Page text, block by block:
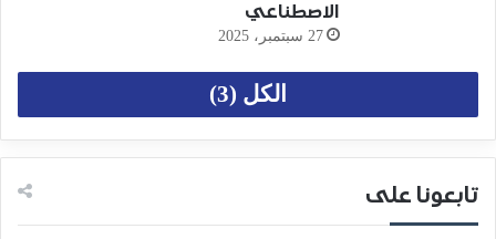
الاصطناعي
27 سبتمبر، 2025
الكل (3)
تابعونا على